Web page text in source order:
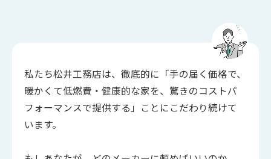
私たち松井工務店は、徹底的に「手の届く価格で、
暖かくて低燃費・健康的な家を、驚きのコストパ
フォーマンスで提供する」ことにこだわり続けて
います。